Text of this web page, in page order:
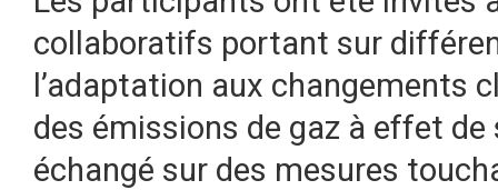
collaboratifs portant sur
l’adaptation aux changements
des émissions de gaz à effet
échangé sur des mesures